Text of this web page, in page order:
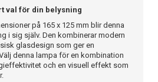
val för din belysning
på 165 x 125 mm blir denna
i sig själv. Den kombinerar modern
glasdesign som ger en
denna lampa för en kombination
och en visuell effekt som